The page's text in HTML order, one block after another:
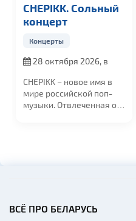
Сольный
2026, в
– новое имя в
поп-
Отвлеченная от
02
Группа
новый 5-
ВСЁ ПРО БЕЛАРУСЬ